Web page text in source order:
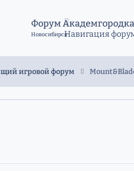
Форум Академгородка
НовосибирскНавигация
игровой форум